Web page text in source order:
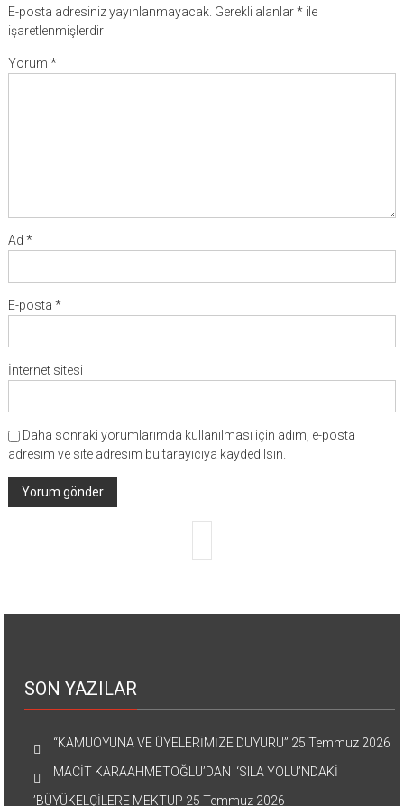
E-posta adresiniz yayınlanmayacak. Gerekli alanlar*ile
işaretlenmişlerdir
Yorum *
Ad *
E-posta *
İnternet sitesi
Daha sonraki yorumlarımda kullanılması için adım, e-posta
adresim ve site adresim bu tarayıcıya kaydedilsin.
SON YAZILAR
“KAMUOYUNA VE ÜYELERİMİZE DUYURU” 25 Temmuz 2026
MACİT KARAAHMETOĞLU’DAN ‘SILA YOLU’NDAKİ
’BÜYÜKELÇİLERE MEKTUP 25 Temmuz 2026